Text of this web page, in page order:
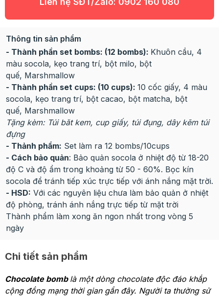
Thông tin sản phẩm
- Thành phần set bombs: (12 bombs): Khuôn cầu, 4
màu socola, kẹo trang trí, bột milo, bột
quế, Marshmallow
- Thành phần set cups: (10 cups): 10 cốc giấy, 4 màu
socola, kẹo trang trí, bột cacao, bột matcha, bột
quế, Marshmallow
Tặng kèm: Túi băt kem, cup giấy, túi đụng, dây kẽm túi
đựng
- Thảnh phẩm: Set làm ra 12 bombs/10cups
- Cách bảo quản: Bảo quản socola ở nhiệt độ từ 18-20
độ C và độ ẩm trong khoảng từ 50 - 60%. Bọc kín
socola để tránh tiếp xúc trực tiếp với ánh nắng mặt trời.
- HSD: Với các nguyên liệu chưa làm bảo quản ở nhiệt
độ phòng, tránh ánh nắng trực tiếp từ mặt trời
Thành phẩm làm xong ăn ngon nhất trong vòng 5
ngày
Chi tiết sản phẩm
Chocolate bomb là một dòng chocolate độc đáo khắp
cộng đồng mạng thời gian gần đây. Người ta thường sử